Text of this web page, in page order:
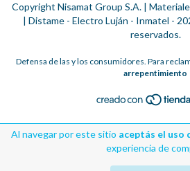
Al navegar por este sitio aceptás el uso
experiencia de
Copyright Nisamat Group S.A. |
| Distame - Electro Luján - Inmatel -
reservados.
Defensa de las y los consumidores. Para
arrepentimiento